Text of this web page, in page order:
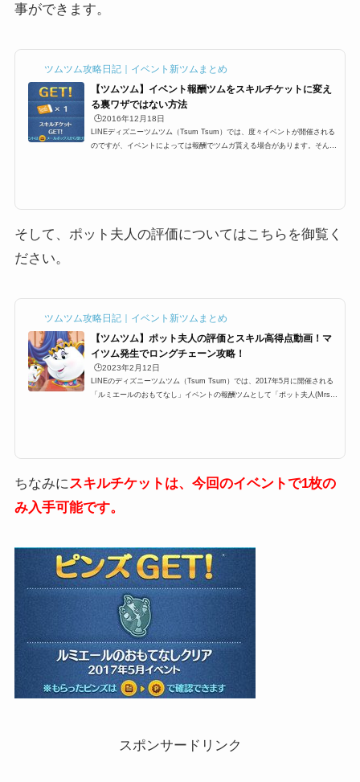
事ができます。
ツムツム攻略日記｜イベント新ツムまとめ
【ツムツム】イベント報酬ツムをスキルチケットに変え
る裏ワザではない方法
🕒️2016年12月18日
LINEディズニーツムツム（Tsum Tsum）では、度々イベントが開催される
のですが、イベントによっては報酬でツムガ貰える場合があります。そんな
ベントクリア報酬ツムをス...
そして、ポット夫人の評価についてはこちらを御覧く
ださい。
ツムツム攻略日記｜イベント新ツムまとめ
【ツムツム】ポット夫人の評価とスキル高得点動画！マ
イツム発生でロングチェーン攻略！
🕒️2023年2月12日
LINEのディズニーツムツム（Tsum Tsum）では、2017年5月に開催される
「ルミエールのおもてなし」イベントの報酬ツムとして「ポット夫人(Mrs.P
夫人と高得点チップがでるよ！...
ちなみにスキルチケットは、今回のイベントで1枚の
み入手可能です。
スポンサードリンク